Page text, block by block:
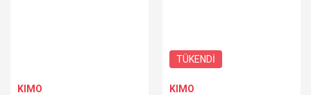
KIMO
TÜKENDİ
KIMO